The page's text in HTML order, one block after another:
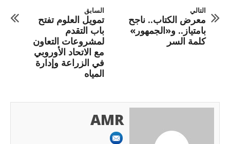
السابق
تمويل العلوم تفتح
باب التقدم
لمشروعات التعاون
مع الاتحاد الأوروبي
في الزراعة وإدارة
المياه
التالي
معرض الكتاب.. ناجح
بامتياز.. و«الجمهور»
كلمة السر
AMR